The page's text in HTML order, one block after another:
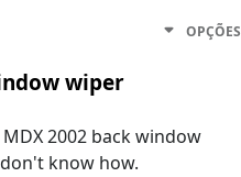
OPÇÕES
wiper
2002 back window
know how.